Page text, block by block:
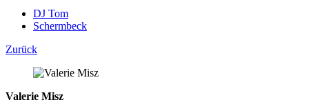
DJ Tom
Schermbeck
Zurück
Valerie Misz